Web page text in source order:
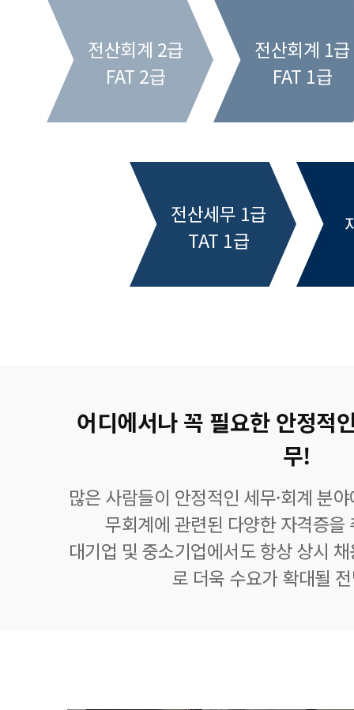
전산회계 2급
FAT 2급
전산회계 1급
FAT 1급
전산세무 1급
TAT 1급
어디에서나 꼭 필요한 안정적
무!
많은 사람들이 안정적인 세무·회계 분
무회계에 관련된 다양한 자격증을
대기업 및 중소기업에서도 항상 상시
로 더욱 수요가 확대될